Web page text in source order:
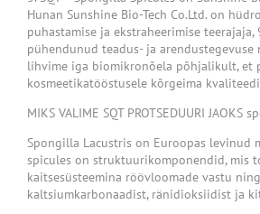
Hunan Sunshine Bio-Tech Co.Ltd. on
puhastamise ja ekstraheerimise teerajaja,
pühendunud teadus- ja
lihvime iga biomikronõela põhjalikult, et
kosmeetikatööstusele kõrgeima
MIKS VALIME SQT PROTSEDUURI JAOKS
Spongilla Lacustris on Euroopas levinud
spicules on struktuurikomponendid, mis
kaitsesüsteemina röövloomade vastu
kaltsiumkarbonaadist, ränidioksiidist ja